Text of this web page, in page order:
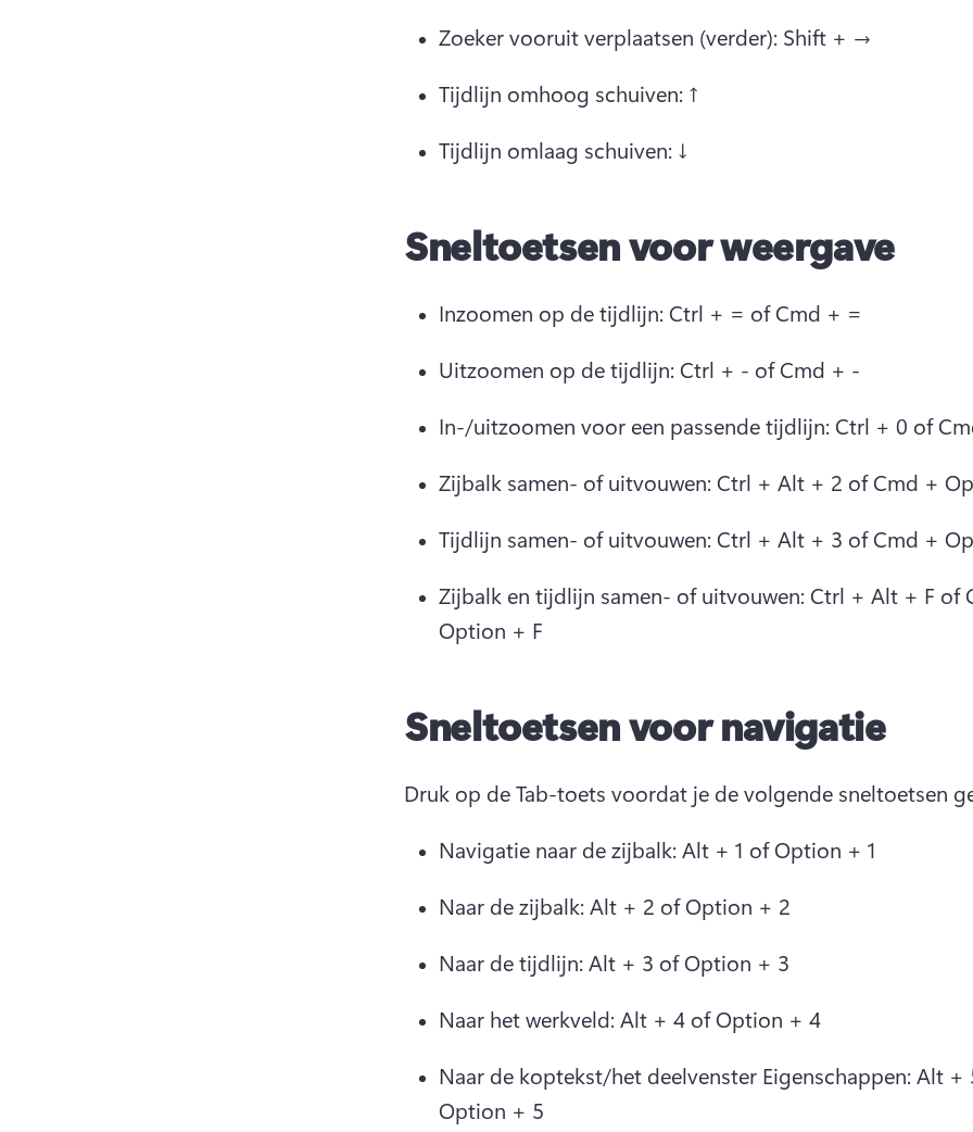
Zoeker vooruit verplaatsen (verder): Shift + →
Tijdlijn omhoog schuiven: ↑
Tijdlijn omlaag schuiven: ↓
Sneltoetsen voor weergave
Inzoomen op de tijdlijn: Ctrl + = of Cmd + =
Uitzoomen op de tijdlijn: Ctrl + - of Cmd + -
In-/uitzoomen voor een passende tijdlijn: Ctrl + 0 of
Zijbalk samen- of uitvouwen: Ctrl + Alt + 2 of Cmd +
Tijdlijn samen- of uitvouwen: Ctrl + Alt + 3 of Cmd +
Zijbalk en tijdlijn samen- of uitvouwen: Ctrl + Alt + F of
Option + F
Sneltoetsen voor navigatie
Druk op de Tab-toets voordat je de volgende sneltoetsen
Navigatie naar de zijbalk: Alt + 1 of Option + 1
Naar de zijbalk: Alt + 2 of Option + 2
Naar de tijdlijn: Alt + 3 of Option + 3
Naar het werkveld: Alt + 4 of Option + 4
Naar de koptekst/het deelvenster Eigenschappen: Alt +
Option + 5